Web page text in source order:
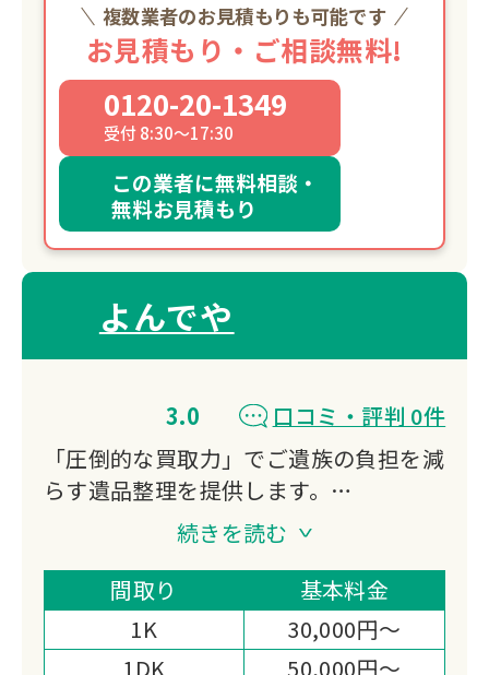
複数業者のお見積もりも可能です
お見積もり・ご相談無料!
0120-20-1349
受付 8:30～17:30
この業者に無料相談・
無料お見積もり
よんでや
3.0
口コミ・評判 0件
「圧倒的な買取力」でご遺族の負担を減
らす遺品整理を提供します。
弊社は独自の海外輸出ルートを持ち、多
種多様な品の買取が可能です。
他社で値段がつかなかったお品物も価値
を見出し、作業費用から大幅還元いたし
ます。
続きを読む
間取り
基本料金
1K
30,000円～
1DK
50,000円～